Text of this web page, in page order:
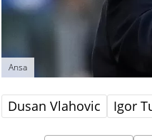
Ansa
Dusan Vlahovic Igor